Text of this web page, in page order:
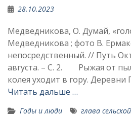
28.10.2023
Медведникова, О. Думай,
Медведникова ; фото В.
непосредственный. // Путь
августа. – С. 2. Рыжая от
колея уходит в гору. Деревни
Читать дальше …
Годы и люди глава